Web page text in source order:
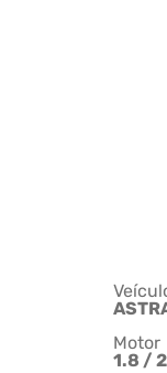
Motor
1.8 /